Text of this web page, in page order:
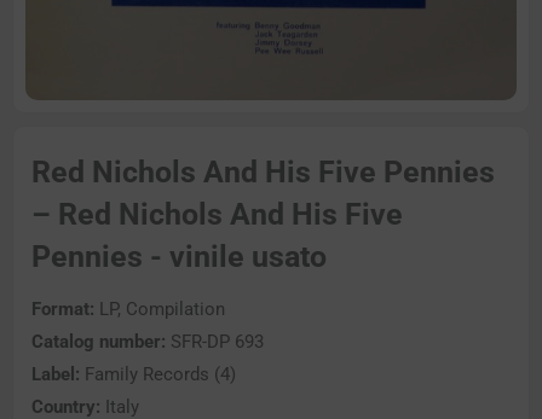
Red Nichols And His Five Pennies
– Red Nichols And His Five
Pennies - vinile usato
Format: LP, Compilation
Catalog number: SFR-DP 693
Label: Family Records (4)
Country: Italy